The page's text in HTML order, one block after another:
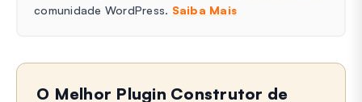
comunidade WordPress. Saiba Mais
O Melhor Plugin Construtor de